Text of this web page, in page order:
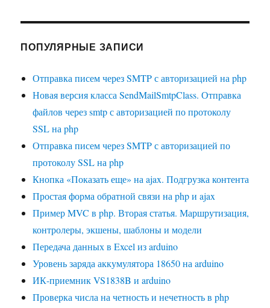
ПОПУЛЯРНЫЕ ЗАПИСИ
Отправка писем через SMTP с авторизацией на php
Новая версия класса SendMailSmtpClass. Отправка
файлов через smtp с авторизацией по протоколу
SSL на php
Отправка писем через SMTP с авторизацией по
протоколу SSL на php
Кнопка «Показать еще» на ajax. Подгрузка контента
Простая форма обратной связи на php и ajax
Пример MVC в php. Вторая статья. Маршрутизация,
контролеры, экшены, шаблоны и модели
Передача данных в Excel из arduino
Уровень заряда аккумулятора 18650 на arduino
ИК-приемник VS1838B и arduino
Проверка числа на четность и нечетность в php